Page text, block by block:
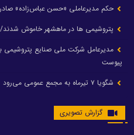
حکم مدیرعاملی «حسن عباس‌زاده»
پتروشیمی ها در ماهشهر خاموش
مدیرعامل شرکت ملی صنایع
پیوست
شگویا ۷ تیرماه به مجمع عمومی می‌رود
گزارش تصویری